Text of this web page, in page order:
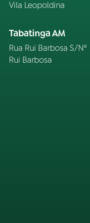
Vila Leopoldina
Tabatinga AM
Rua Rui Barbosa S/Nº
Rui Barbosa